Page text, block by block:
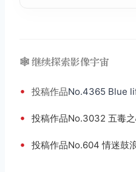
🕸️ 继续探索影像宇宙
• 投稿作品No.4365 Blue
• 投稿作品No.3032 五毒
• 投稿作品No.604 情迷鼓